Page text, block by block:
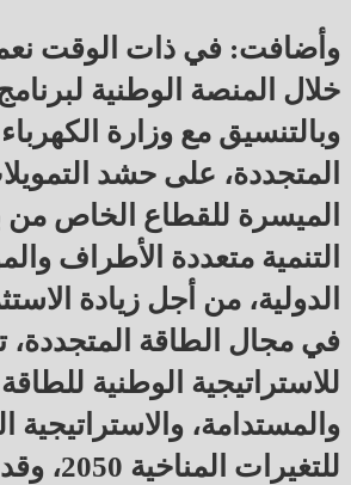
وأضافت: في ذات الوقت
خلال المنصة الوطنية
وبالتنسيق مع وزارة
المتجددة، على حشد
الميسرة للقطاع الخاص من
التنمية متعددة الأطراف
الدولية، من أجل زيادة
في مجال الطاقة المتجددة،
للاستراتيجية الوطنية
والمستدامة، والاستراتيجية
للتغيرات